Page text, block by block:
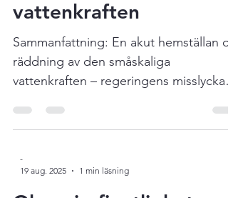
han. Läs Johans artikel här !
anledning av läget för
den småskaliga
vattenkraften
räddning av den småskaliga
åtgärder och hotande konsekvenser .
Svensk Vattenkraftförening (SVAF)